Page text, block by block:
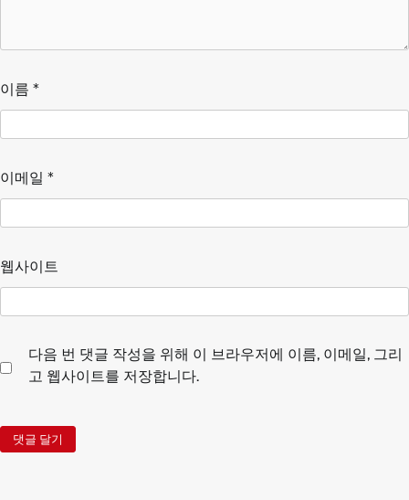
이름 *
이메일 *
웹사이트
다음 번 댓글 작성을 위해 이 브라우저에 이름, 이메일, 그리
고 웹사이트를 저장합니다.